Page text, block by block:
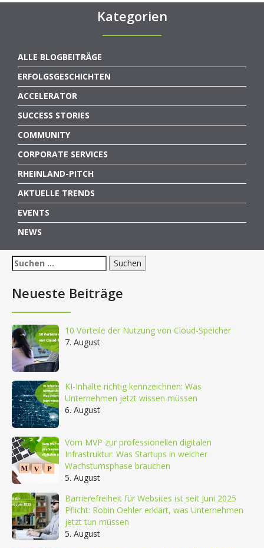
Kategorien
ALLE BLOGBEITRÄGE
ERFOLGSGESCHICHTEN
ACCELERATOR
SUCCESS STORIES
COMMUNITY
CORPORATE SERVICES
RHEINLAND-PITCH
AKTUELLE TRENDS
EVENTS
NEWS
Suchen
nach:
Neueste Beiträge
10 Vorteile der Nutzung von Cloud-Speicher
7. August
KI-Inhalte richtig kennzeichnen: Was
Unternehmen jetzt wissen müssen
6. August
Vom MVP zur professionellen digitalen
Infrastruktur: Was Startups in welcher
Wachstumsphase brauchen
5. August
Barrierefreiheit für Websites ist seit Juni 2025
Pflicht: Robin Oehler erklärt, was Unternehmen
jetzt tun müssen
5. August